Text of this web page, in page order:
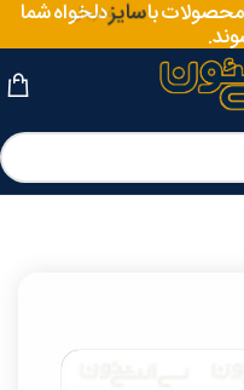
باسایزدلخواه شما